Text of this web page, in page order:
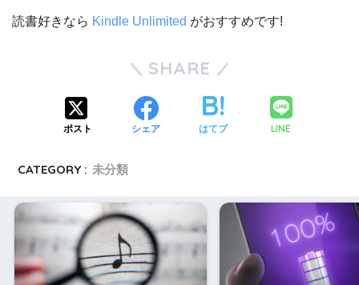
読書好きなら Kindle Unlimited がおすすめです!
SHARE
ポスト シェア はてブ LINE
CATEGORY : 未分類